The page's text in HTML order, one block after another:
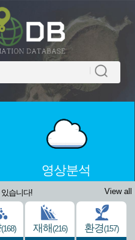
영상분석
습니다! View all
(168) 재해(216) 환경(157)